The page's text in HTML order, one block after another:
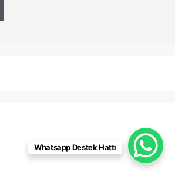
Whatsapp Destek Hattı